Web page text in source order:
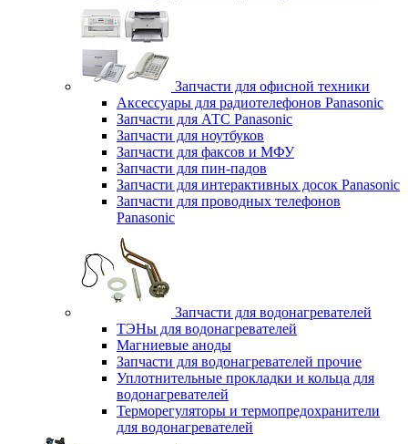
Запчасти для офисной техники
Аксессуары для радиотелефонов Panasonic
Запчасти для АТС Panasonic
Запчасти для ноутбуков
Запчасти для факсов и МФУ
Запчасти для пин-падов
Запчасти для интерактивных досок Panasonic
Запчасти для проводных телефонов
Panasonic
Запчасти для водонагревателей
ТЭНы для водонагревателей
Магниевые аноды
Запчасти для водонагревателей прочие
Уплотнительные прокладки и кольца для
водонагревателей
Терморегуляторы и термопредохранители
для водонагревателей